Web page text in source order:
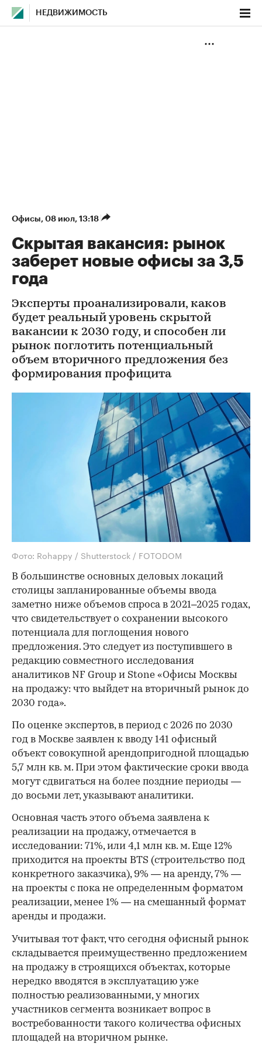
НЕДВИЖИМОСТЬ
Офисы⁠, 08 июл, 13:18
Скрытая вакансия: рынок
заберет новые офисы за 3,5
года
Эксперты проанализировали, каков
будет реальный уровень скрытой
вакансии к 2030 году, и способен ли
рынок поглотить потенциальный
объем вторичного предложения без
формирования профицита
Фото: Rohappy / Shutterstock / FOTODOM
В большинстве основных деловых локаций
столицы запланированные объемы ввода
заметно ниже объемов спроса в 2021–2025 годах,
что свидетельствует о сохранении высокого
потенциала для поглощения нового
предложения. Это следует из поступившего в
редакцию совместного исследования
аналитиков NF Group и Stone «Офисы Москвы
на продажу: что выйдет на вторичный рынок до
2030 года».
По оценке экспертов, в период с 2026 по 2030
год в Москве заявлен к вводу 141 офисный
объект совокупной арендопригодной площадью
5,7 млн кв. м. При этом фактические сроки ввода
могут сдвигаться на более поздние периоды —
до восьми лет, указывают аналитики.
Основная часть этого объема заявлена к
реализации на продажу, отмечается в
исследовании: 71%, или 4,1 млн кв. м. Еще 12%
приходится на проекты BTS (строительство под
конкретного заказчика), 9% — на аренду, 7% —
на проекты с пока не определенным форматом
реализации, менее 1% — на смешанный формат
аренды и продажи.
Учитывая тот факт, что сегодня офисный рынок
складывается преимущественно предложением
на продажу в строящихся объектах, которые
нередко вводятся в эксплуатацию уже
полностью реализованными, у многих
участников сегмента возникает вопрос в
востребованности такого количества офисных
площадей на вторичном рынке.